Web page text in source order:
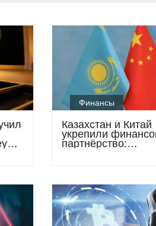
Финансы
Казахстан и Китай
укрепили
партнёрство: